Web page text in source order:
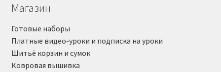
Магазин
Готовые наборы
Платные видео-уроки и подписка на уроки
Шитьё корзин и сумок
Ковровая вышивка